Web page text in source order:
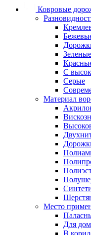
Ковровые
Зеленые
С
Серые
Материал
Место
Для
В